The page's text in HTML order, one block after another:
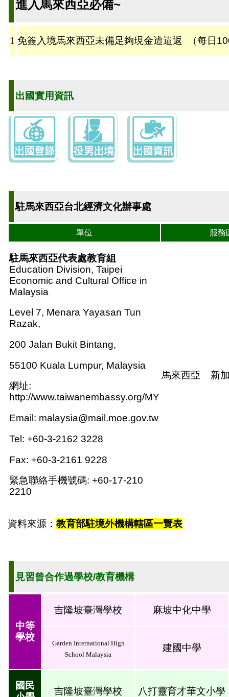
進入馬來西亞必備~
1 免簽入境馬來西亞未備足夠現金遭遣返 （每日
出國實用資訊
駐馬來西亞台北經濟文化辦事處
單位 服務
駐馬來西亞代表處教育組
Education Division, Taipei
Economic and Cultural Office in
Malaysia
Level 7, Menara Yayasan Tun
Razak,
200 Jalan Bukit Bintang,
55100 Kuala Lumpur, Malaysia
網址:
http://www.taiwanembassy.org/MY
Email: malaysia@mail.moe.gov.tw
Tel: +60-3-2162 3228
Fax: +60-3-2161 9228
緊急聯絡手機號碼: +60-17-210
2210
馬來西亞 新
資料來源： 教育部駐境外機構轄區一覽表
見習曾合作過學校/教育機構
中等
學校
吉隆坡臺灣學校 麻坡中化中學
Garden International High
School Malaysia
建國中學
國民
吉隆坡臺灣學校 八打靈育才華文小學